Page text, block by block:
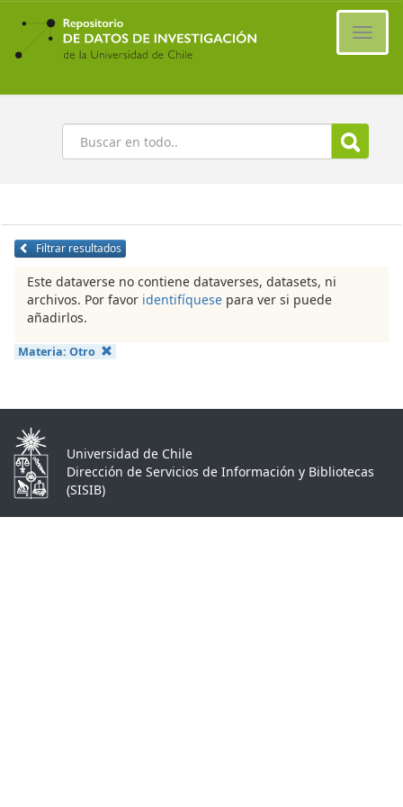
Ir
contenido
principal
Buscar
Filtrar resultados
Este dataverse no contiene dataverses, datasets, ni
archivos. Por favor identifíquese para ver si puede
añadirlos.
Materia: Otro
Universidad de Chile
Dirección de Servicios de Información y Bibliotecas
(SISIB)